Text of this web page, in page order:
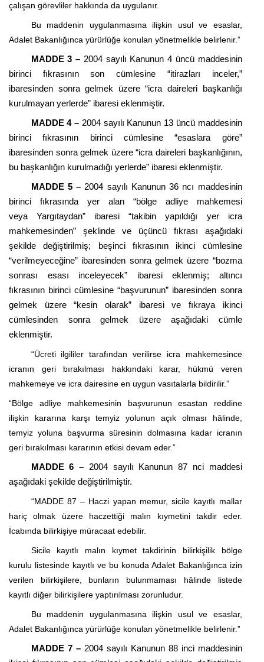
çalışan görevliler hakkında da uygulanır.
Bu maddenin uygulanmasına ilişkin usul ve esaslar,
Adalet Bakanlığınca yürürlüğe konulan yönetmelikle belirlenir.”
MADDE 3 – 2004 sayılı Kanunun 4 üncü maddesinin
birinci fıkrasının son cümlesine “itirazları inceler,”
ibaresinden sonra gelmek üzere “icra daireleri başkanlığı
kurulmayan yerlerde” ibaresi eklenmiştir.
MADDE 4 – 2004 sayılı Kanunun 13 üncü maddesinin
birinci fıkrasının birinci cümlesine “esaslara göre”
ibaresinden sonra gelmek üzere “icra daireleri başkanlığının,
bu başkanlığın kurulmadığı yerlerde” ibaresi eklenmiştir.
MADDE 5 – 2004 sayılı Kanunun 36 ncı maddesinin
birinci fıkrasında yer alan “bölge adliye mahkemesi
veyaYargıtaydan” ibaresi “takibin yapıldığı yer icra
mahkemesinden” şeklinde ve üçüncü fıkrası aşağıdaki
şekilde değiştirilmiş; beşinci fıkrasının ikinci cümlesine
“verilmeyeceğine” ibaresinden sonra gelmek üzere “bozma
sonrası esası inceleyecek” ibaresi eklenmiş; altıncı
fıkrasının birinci cümlesine “başvurunun” ibaresinden sonra
gelmek üzere “kesin olarak” ibaresi ve fıkraya ikinci
cümlesinden sonra gelmek üzere aşağıdaki cümle
eklenmiştir.
“Ücreti ilgililer tarafından verilirse icra mahkemesince
icranın geri bırakılması hakkındaki karar, hükmü veren
mahkemeye ve icra dairesine en uygun vasıtalarla bildirilir.”
“Bölge adliye mahkemesinin başvurunun esastan reddine
ilişkin kararına karşı temyiz yolunun açık olması hâlinde,
temyiz yoluna başvurma süresinin dolmasına kadar icranın
geri bırakılması kararının etkisi devam eder.”
MADDE 6 – 2004 sayılı Kanunun 87 ncimaddesi
aşağıdaki şekilde değiştirilmiştir.
“MADDE 87 – Haczi yapan memur, sicile kayıtlı mallar
hariç olmak üzere haczettiği malın kıymetini takdir eder.
İcabında bilirkişiye müracaat edebilir.
Sicile kayıtlı malın kıymet takdirinin bilirkişilik bölge
kurulu listesinde kayıtlı ve bu konuda Adalet Bakanlığınca izin
verilen bilirkişilere, bunların bulunmaması hâlinde listede
kayıtlı diğer bilirkişilere yaptırılması zorunludur.
Bu maddenin uygulanmasına ilişkin usul ve esaslar,
Adalet Bakanlığınca yürürlüğe konulan yönetmelikle belirlenir.”
MADDE 7 – 2004 sayılı Kanunun 88 inci maddesinin